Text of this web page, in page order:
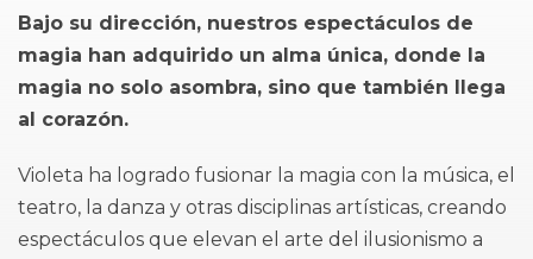
Bajo su dirección, nuestros espectáculos de
magia han adquirido un alma única, donde la
magia no solo asombra, sino que también llega
al corazón.
Violeta ha logrado fusionar la magia con la música, el
teatro, la danza y otras disciplinas artísticas, creando
espectáculos que elevan el arte del ilusionismo a